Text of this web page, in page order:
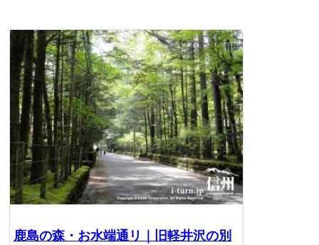
鹿島の森・お水端通リ｜旧軽井沢の別